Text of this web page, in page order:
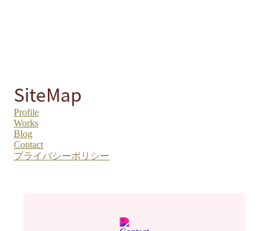
SiteMap
Profile
Works
Blog
Contact
プライバシーポリシー